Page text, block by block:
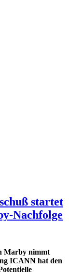
startet
Nachfolge
Marby nimmt
ICANN hat den